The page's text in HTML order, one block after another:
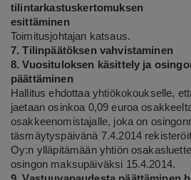
tilintarkastuskertomuksen
esittäminen
Toimitusjohtajan katsaus.
7. Tilinpäätöksen vahvistaminen
8. Vuosituloksen käsittely ja
päättäminen
Hallitus ehdottaa yhtiökokoukselle,
jaetaan osinkoa 0,09 euroa
osakkeenomistajalle, jokaon
täsmäytyspäivänä 7.4.2014
Oy:n ylläpitämään yhtiön
osingon maksupäiväksi 15.4.2014.